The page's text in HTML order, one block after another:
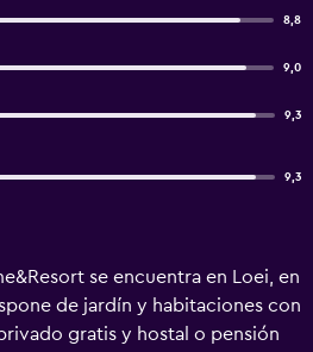
8,8
9,0
9,3
9,3
se encuentra en Loei, en
de jardín y habitaciones con
gratis y hostal o pensión